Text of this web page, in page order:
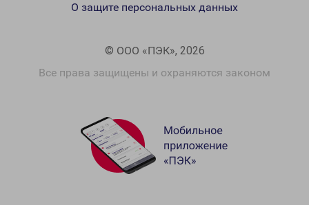
© ООО «ПЭК», 2026
Все права защищены и охраняются законом
О защите персональных данных